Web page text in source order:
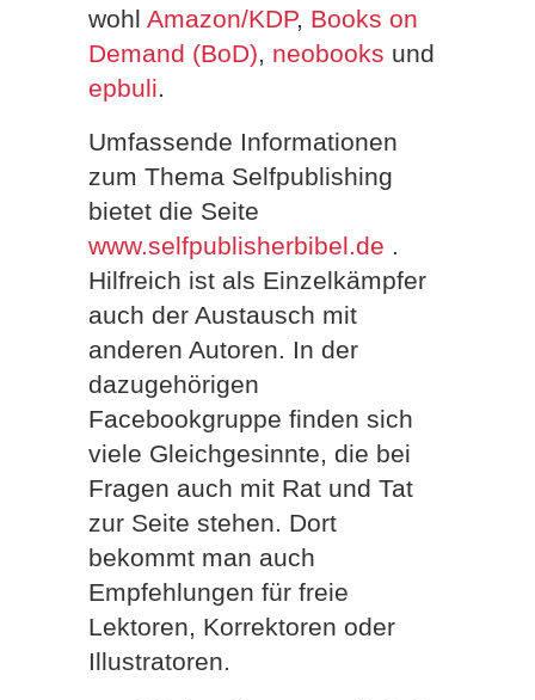
wohl Amazon/KDP, Books on
Demand (BoD), neobooks und
epbuli.
Umfassende Informationen
zum Thema Selfpublishing
bietet die Seite
www.selfpublisherbibel.de .
Hilfreich ist als Einzelkämpfer
auch der Austausch mit
anderen Autoren. In der
dazugehörigen
Facebookgruppe finden sich
viele Gleichgesinnte, die bei
Fragen auch mit Rat und Tat
zur Seite stehen. Dort
bekommt man auch
Empfehlungen für freie
Lektoren, Korrektoren oder
Illustratoren.